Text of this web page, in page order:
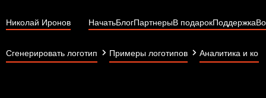
Николай Иронов НачатьБлогПартнерыВ подарокПоддержка
Сгенерировать логотип Примеры логотипов Аналитика и